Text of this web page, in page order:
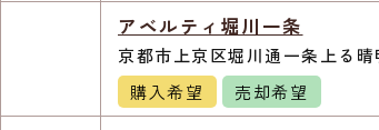
アベルティ堀川一条
京都市上京区堀川通一条上る晴
購入希望
売却希望